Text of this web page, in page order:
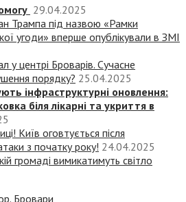
29.04.2025
Трампа під назвою «‎Рамки
угоди» вперше опублікували в ЗМІ
у центрі Броварів. Сучасне
порядку? 25.04.2025
інфраструктурні оновлення:
біля лікарні та укриття в
Київ оговтується після
з початку року! 24.04.2025
громаді вимикатимуть світло
Бровари